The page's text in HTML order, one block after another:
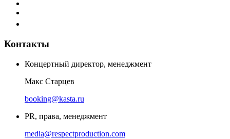
Контакты
Концертный директор, менеджмент
Макс Старцев
booking@kasta.ru
PR, права, менеджмент
media@respectproduction.com